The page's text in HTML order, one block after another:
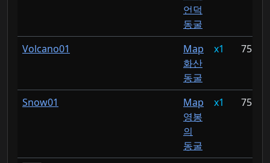
언덕
동굴
Volcano01
Map
화산
동굴
1
Snow01
Map
영봉
의
동굴
1